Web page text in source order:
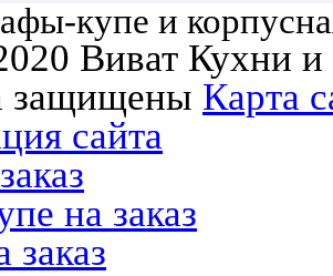
купе и
Виват Кухни
защищены Карта
сайта
на заказ